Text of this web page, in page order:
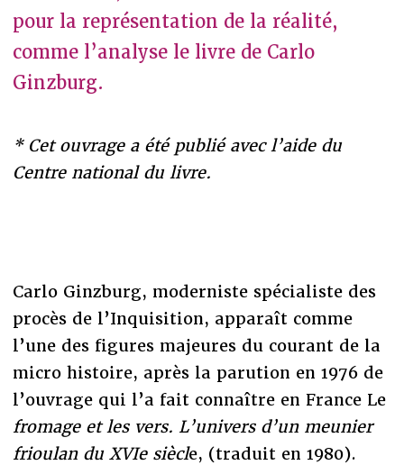
pour la représentation de la réalité,
comme l’analyse le livre de Carlo
Ginzburg.
* Cet ouvrage a été publié avec l’aide du
Centre national du livre.
Carlo Ginzburg, moderniste spécialiste des
procès de l’Inquisition, apparaît comme
l’une des figures majeures du courant de la
micro histoire, après la parution en 1976 de
l’ouvrage qui l’a fait connaître en France Le
fromage et les vers. L’univers d’un meunier
frioulan du XVIe siècle, (traduit en 1980).